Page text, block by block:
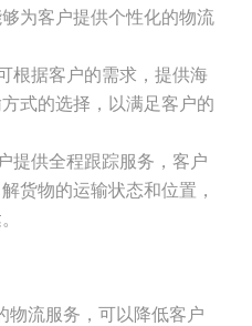
为客户提供个性化的物流
根据客户的需求，提供海
式的选择，以满足客户的
提供全程跟踪服务，客户
货物的运输状态和位置，
物流服务，可以降低客户